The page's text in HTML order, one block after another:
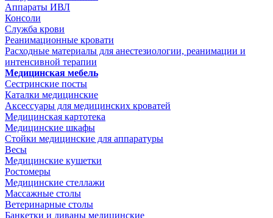
Аппараты ИВЛ
Консоли
Служба крови
Реанимационные кровати
Расходные материалы для анестезиологии, реанимации и
интенсивной терапии
Медицинская мебель
Сестринские посты
Каталки медицинские
Аксессуары для медицинских кроватей
Медицинская картотека
Медицинские шкафы
Стойки медицинские для аппаратуры
Весы
Медицинские кушетки
Ростомеры
Медицинские стеллажи
Массажные столы
Ветеринарные столы
Банкетки и диваны медицинские